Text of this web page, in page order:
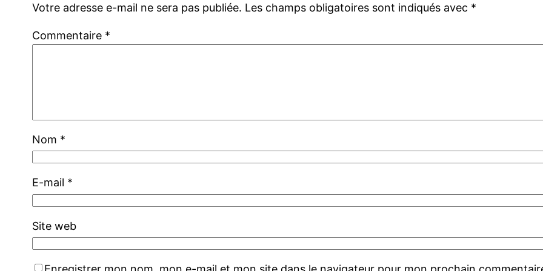
Votre adresse e-mail ne sera pas publiée. Les champs obligatoires sont indiqués avec *
Commentaire *
Nom *
E-mail *
Site web